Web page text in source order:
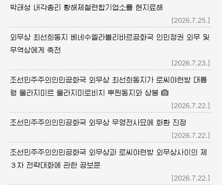
박태성 내각총리 황해제철련합기업소를 현지료해
[2026.7.25.]
외무상 최선희동지 베네수엘라볼리바르공화국 인민정권 외무 및
무역상에게 축전
[2026.7.23.]
조선민주주의인민공화국 외무상 최선희동지가 로씨야련방 대통
령 울라지미르 울라지미로비치 뿌찐동지와 상봉
[2026.7.22.]
조선민주주의인민공화국 외무상 무명전사묘에 화환 진정
[2026.7.22.]
조선민주주의인민공화국 외무상과 로씨야련방 외무상사이의 제
３차 전략대화에 관한 공보문
[2026.7.22.]